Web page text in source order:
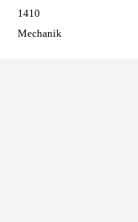
1410
Mechanik